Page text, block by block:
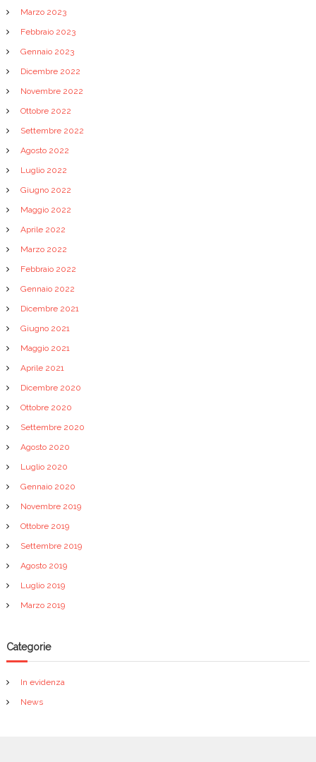
Marzo 2023
Febbraio 2023
Gennaio 2023
Dicembre 2022
Novembre 2022
Ottobre 2022
Settembre 2022
Agosto 2022
Luglio 2022
Giugno 2022
Maggio 2022
Aprile 2022
Marzo 2022
Febbraio 2022
Gennaio 2022
Dicembre 2021
Giugno 2021
Maggio 2021
Aprile 2021
Dicembre 2020
Ottobre 2020
Settembre 2020
Agosto 2020
Luglio 2020
Gennaio 2020
Novembre 2019
Ottobre 2019
Settembre 2019
Agosto 2019
Luglio 2019
Marzo 2019
Categorie
In evidenza
News